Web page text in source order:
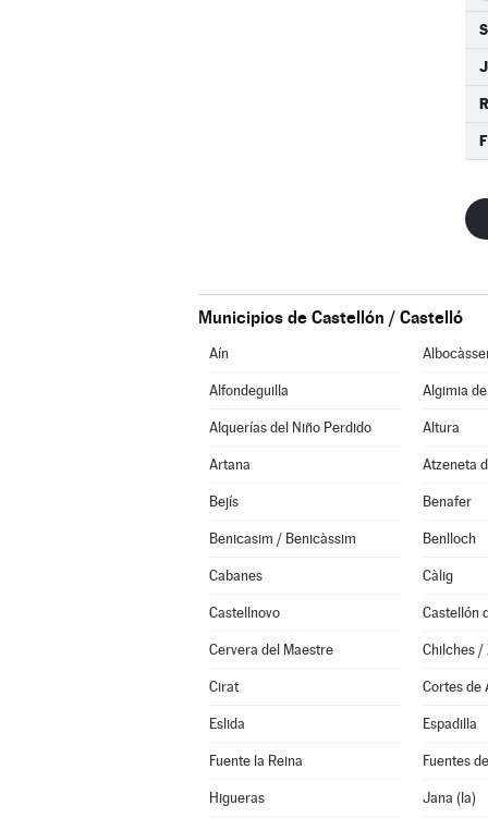
Municipios de Castellón / Castelló
Aín
Alfondeguilla Algimia
Alquerías del Niño Perdido Altura
Artana Atzeneta
Bejís Benafer
Benicasim / Benicàssim Benlloch
Cabanes Càlig
Castellnovo
Cervera del Maestre Chilches /
Cirat Cortes de
Eslida Espadilla
Fuente la Reina Fuentes
Higueras Jana (la)